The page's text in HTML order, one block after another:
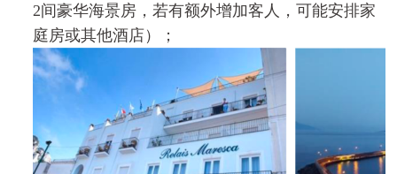
2间豪华海景房，若有额外增加客人，可能安排家
庭房或其他酒店）；